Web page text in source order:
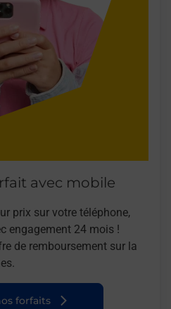
avec mobile
prix sur votre téléphone,
engagement 24 mois !
de remboursement sur la
forfaits